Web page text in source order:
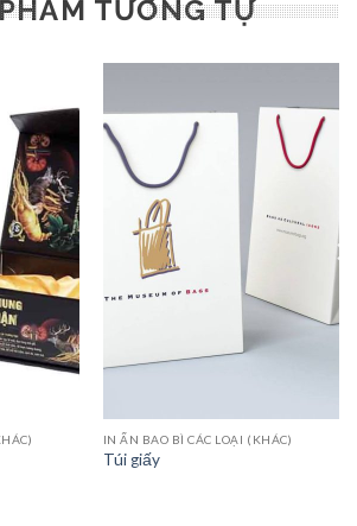
TƯƠNG TỰ
IN ẤN BAO BÌ CÁC LOẠI (KHÁC)
Túi giấy